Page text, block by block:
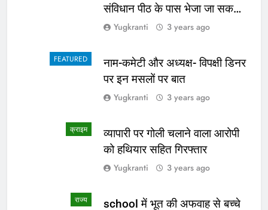
संविधान पीठ के पास भेजा जा सकता
है अध्यादेश का मामला
Yugkranti 3 years ago
FEATURED
नाम-कमेटी और अध्यक्ष- विपक्षी डिनर
पर इन मसलों पर बात
Yugkranti 3 years ago
क्राइम
व्यापारी पर गोली चलाने वाला आरोपी
को हथियार सहित गिरफ्तार
Yugkranti 3 years ago
राज्य school में भूत की अफवाह से बच्चे